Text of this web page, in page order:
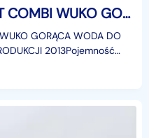
Mitsubishi ROM SMART COMBI WUKO GORĄCA WODA DO CZYSZCZENIA KANAŁÓW WUKO gorąca woda asenizacyjny separator beczka odpady kanalizacja
GORĄCA WODA DO
2013Pojemność
2000 l na czystą wodę